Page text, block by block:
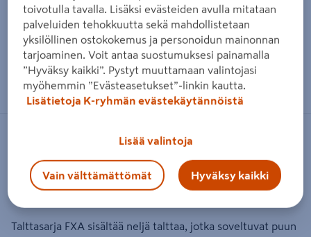
Zoomaa kuvaa sormilla kosketusnäytöllä
Talttasarja FXA 4kpl puulle
Tuotenumero:501810033 EAN-koodi 6438313304142
Talttasarja FXA sisältää neljä talttaa, jotka soveltuvat puun
toivotulla tavalla. Lisäksi evästeiden avulla mitataan
palveluiden tehokkuutta sekä mahdollistetaan
yksilöllinen ostokokemus ja personoidun mainonnan
tarjoaminen. Voit antaa suostumuksesi painamalla
”Hyväksy kaikki”. Pystyt muuttamaan valintojasi
myöhemmin ”Evästeasetukset”-linkin kautta.
Lisätietoja K-ryhmän evästekäytännöistä
Lisää valintoja
Vain välttämättömät Hyväksy kaikki